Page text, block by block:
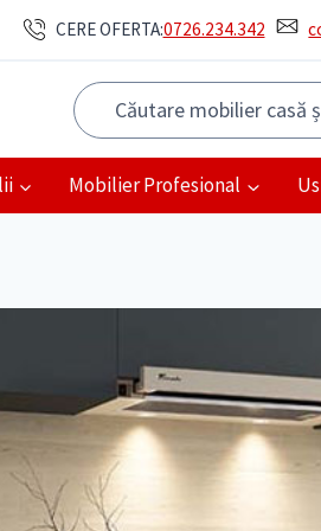
CERE OFERTA:0726.234.342
Căutare mobilier casă
Mobilier Profesional